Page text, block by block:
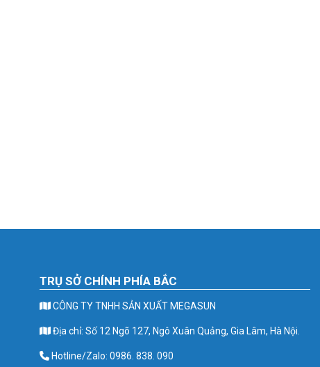
TRỤ SỞ CHÍNH PHÍA BẮC
CÔNG TY TNHH SẢN XUẤT MEGASUN
Địa chỉ: Số 12 Ngõ 127, Ngô Xuân Quảng, Gia Lâm, Hà Nội.
Hotline/Zalo: 0986. 838. 090